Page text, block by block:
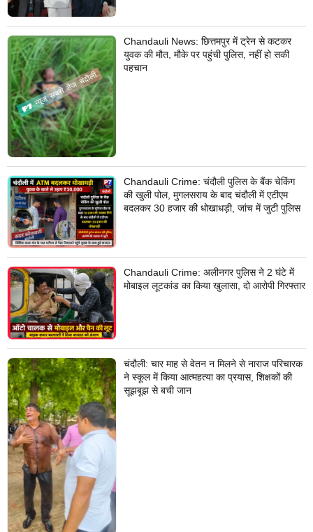
Chandauli News: छित्तमपुर में ट्रेन से कटकर
युवक की मौत, मौके पर पहुंची पुलिस, नहीं हो सकी
पहचान
Chandauli Crime: चंदौली पुलिस के बैंक चेकिंग
की खुली पोल, मुगलसराय के बाद चंदौली में एटीएम
बदलकर 30 हजार की धोखाधड़ी, जांच में जुटी पुलिस
Chandauli Crime: अलीनगर पुलिस ने 2 घंटे में
मोबाइल लूटकांड का किया खुलासा, दो आरोपी गिरफ्तार
चंदौली: चार माह से वेतन न मिलने से नाराज परिचारक
ने स्कूल में किया आत्महत्या का प्रयास, शिक्षकों की
सूझबूझ से बची जान